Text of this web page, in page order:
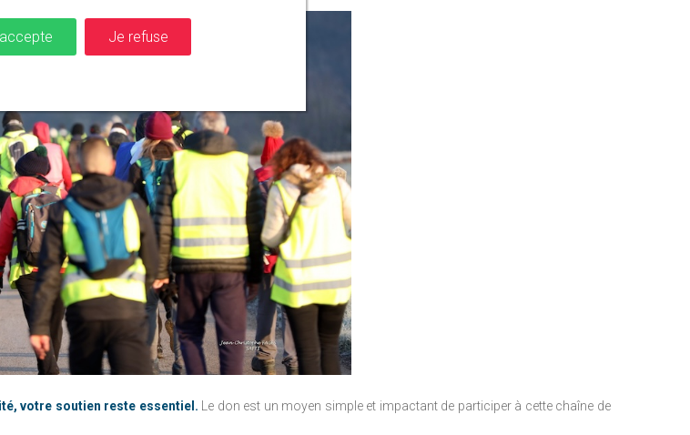
votre soutien reste essentiel. Le don est un moyen simple et impactant de participer à cette chaîne de
Je refuse